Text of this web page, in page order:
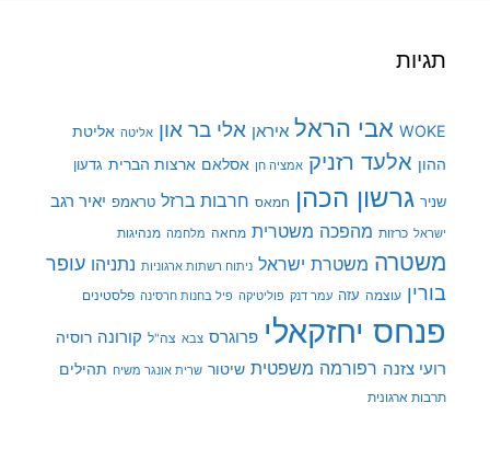
תגיות
WOKE אבי הראל איראן אלי בר און אליטה אליטת
ההון אלעד רזניק אמציה חן אסלאם ארצות הברית גדעון
שניר גרשון הכהן חמאס חרבות ברזל טראמפ יאיר רגב
ישראל כרזות מהפכה משטרית מחאה מלחמה מנהיגות
משטרה משטרת ישראל ניתוח רשתות ארגוניות נתניהו עופר
בורין עוצמה עזה עמר דנק פוליטיקה פיל בחנות חרסינה פלסטינים
פנחס יחזקאלי פרוגרס צבא צה"ל קורונה רוסיה
רועי צזנה רפורמה משפטית שיטור שרית אונגר משיח תהילים
תרבות ארגונית